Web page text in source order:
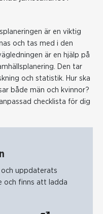
är en viktig
och tas med i den
är en hjälp på
Den tar
och statistik. Hur ska
både män och kvinnor?
checklista för dig
uppdaterats
och finns att ladda